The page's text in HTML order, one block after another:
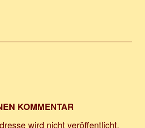
KOMMENTAR
wird nicht veröffentlicht.